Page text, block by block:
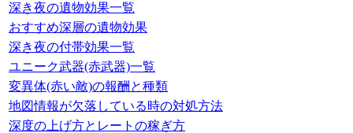
深き夜の遺物効果一覧
おすすめ深層の遺物効果
深き夜の付帯効果一覧
ユニーク武器(赤武器)一覧
変異体(赤い敵)の報酬と種類
地図情報が欠落している時の対処方法
深度の上げ方とレートの稼ぎ方